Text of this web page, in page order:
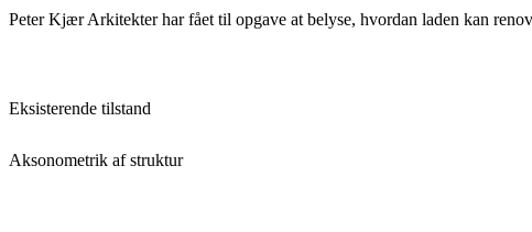
Peter Kjær Arkitekter har fået til opgave at belyse, hvordan laden kan
Eksisterende tilstand
Aksonometrik af struktur